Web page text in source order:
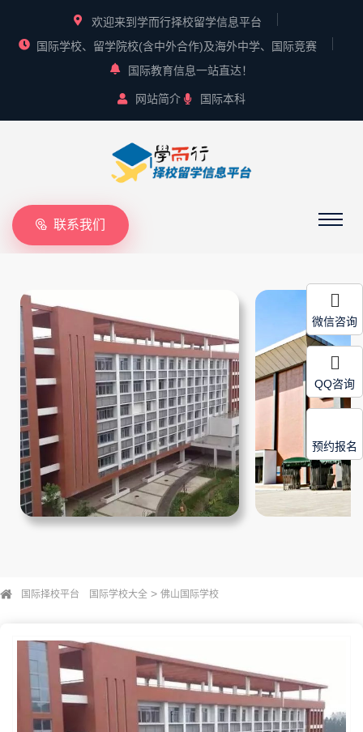
欢迎来到学而行择校留学信息平台
国际学校、留学院校(含中外合作)及海外中学、国际竞赛
国际教育信息一站直达！
网站简介 国际本科
联系我们
国际择校平台 国际学校大全 > 佛山国际学校
微信咨询
QQ咨询
预约报名